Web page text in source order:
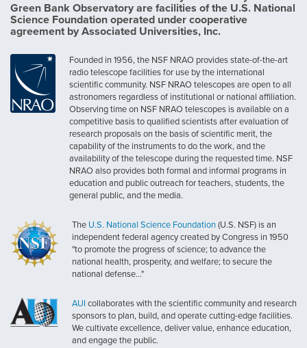
Green Bank Observatory are facilities of the U.S. National
Science Foundation operated under cooperative
agreement by Associated Universities, Inc.
Founded in 1956, the NSF NRAO provides state-of-the-art
radio telescope facilities for use by the international
scientific community. NSF NRAO telescopes are open to all
astronomers regardless of institutional or national affiliation.
Observing time on NSF NRAO telescopes is available on a
competitive basis to qualified scientists after evaluation of
research proposals on the basis of scientific merit, the
capability of the instruments to do the work, and the
availability of the telescope during the requested time. NSF
NRAO also provides both formal and informal programs in
education and public outreach for teachers, students, the
general public, and the media.
The U.S. National Science Foundation (U.S. NSF) is an
independent federal agency created by Congress in 1950
"to promote the progress of science; to advance the
national health, prosperity, and welfare; to secure the
national defense..."
AUI collaborates with the scientific community and research
sponsors to plan, build, and operate cutting-edge facilities.
We cultivate excellence, deliver value, enhance education,
and engage the public.